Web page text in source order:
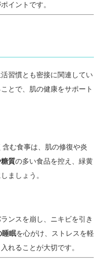
イントです。
習慣とも密接に関連してい
とで、肌の健康をサポート
む食事は、肌の修復や炎
質の多い食品を控え、緑黄
ましょう。
ンスを崩し、ニキビを引き
睡眠を心がけ、ストレスを軽
れることが大切です。